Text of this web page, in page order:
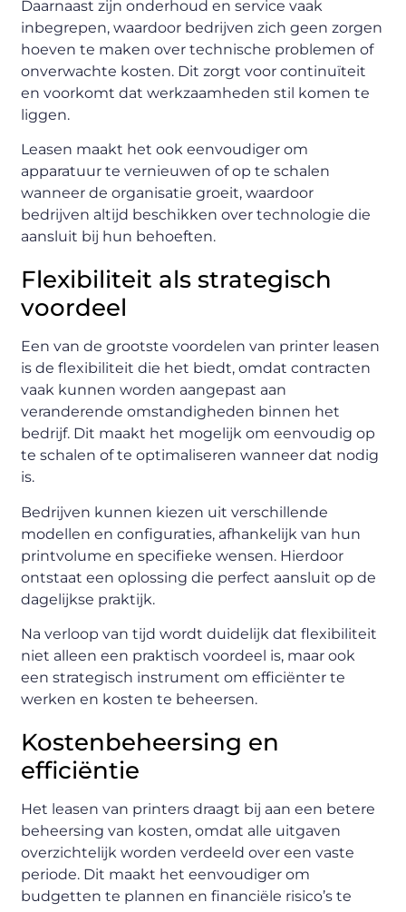
Daarnaast zijn onderhoud en service vaak
inbegrepen, waardoor bedrijven zich geen zorgen
hoeven te maken over technische problemen of
onverwachte kosten. Dit zorgt voor continuïteit
en voorkomt dat werkzaamheden stil komen te
liggen.
Leasen maakt het ook eenvoudiger om
apparatuur te vernieuwen of op te schalen
wanneer de organisatie groeit, waardoor
bedrijven altijd beschikken over technologie die
aansluit bij hun behoeften.
Flexibiliteit als strategisch
voordeel
Een van de grootste voordelen van printer leasen
is de flexibiliteit die het biedt, omdat contracten
vaak kunnen worden aangepast aan
veranderende omstandigheden binnen het
bedrijf. Dit maakt het mogelijk om eenvoudig op
te schalen of te optimaliseren wanneer dat nodig
is.
Bedrijven kunnen kiezen uit verschillende
modellen en configuraties, afhankelijk van hun
printvolume en specifieke wensen. Hierdoor
ontstaat een oplossing die perfect aansluit op de
dagelijkse praktijk.
Na verloop van tijd wordt duidelijk dat flexibiliteit
niet alleen een praktisch voordeel is, maar ook
een strategisch instrument om efficiënter te
werken en kosten te beheersen.
Kostenbeheersing en
efficiëntie
Het leasen van printers draagt bij aan een betere
beheersing van kosten, omdat alle uitgaven
overzichtelijk worden verdeeld over een vaste
periode. Dit maakt het eenvoudiger om
budgetten te plannen en financiële risico’s te